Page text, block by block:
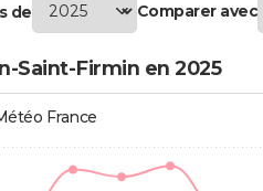
de Comparer avec
Saint-Firmin en 2025
France